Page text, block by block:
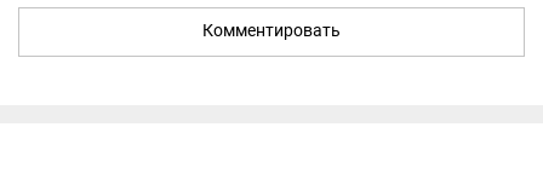
Комментировать